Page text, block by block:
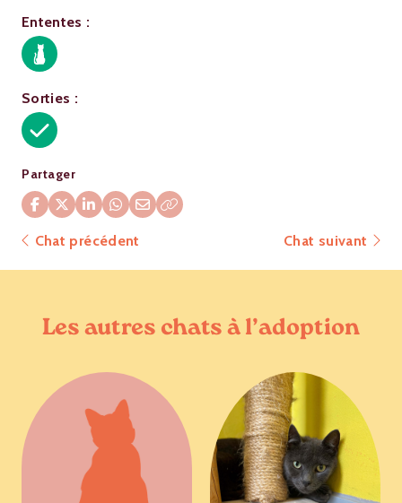
Ententes :
Sorties :
Partager
Chat précédent Chat suivant
Les autres chats à l’adoption